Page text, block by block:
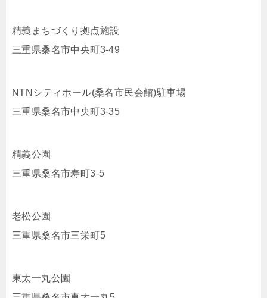
精義まちづくり拠点施設
三重県桑名市中央町3-49
NTNシティホール(桑名市民会館)駐車場
三重県桑名市中央町3-35
精義公園
三重県桑名市寿町3-5
老松公園
三重県桑名市三栄町5
東太一丸公園